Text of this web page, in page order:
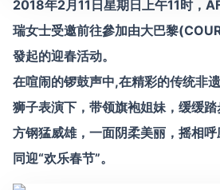
2018年2月11日星期日上午11时，
瑞女士受邀前往參加由大巴黎
發起的迎春活动。
在喧闹的锣鼓声中,在精彩的传统非
狮子表演下，带领旗袍姐妹，缓缓
方钢猛威雄，一面阴柔美丽，摇相
同迎“欢乐春节”。